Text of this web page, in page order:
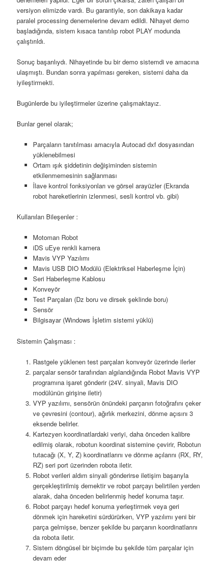
versiyon elimizde vardı. Bu garantiyle, son dakikaya kadar
paralel processing denemelerine devam edildi. Nihayet demo
başladığında, sistem kısaca tanıtılıp robot PLAY modunda
çalıştırıldı.
Sonuç başarılıydı. Nihayetinde bu bir demo sistemdi ve amacına
ulaşmıştı. Bundan sonra yapılması gereken, sistemi daha da
iyileştirmekti.
Bugünlerde bu iyileştirmeler üzerine çalışmaktayız.
Bunlar genel olarak;
Parçaların tanıtılması amacıyla Autocad dxf dosyasından
yüklenebilmesi
Ortam ışık şiddetinin değişiminden sistemin
etkilenmemesinin sağlanması
İlave kontrol fonksiyonları ve görsel arayüzler (Ekranda
robot hareketlerinin izlenmesi, sesli kontrol vb. gibi)
Kullanılan Bileşenler :
Motoman Robot
iDS uEye renkli kamera
Mavis VYP Yazılımı
Mavis USB DIO Modülü (Elektriksel Haberleşme İçin)
Seri Haberleşme Kablosu
Konveyör
Test Parçaları (Dz boru ve dirsek şeklinde boru)
Sensör
Bilgisayar (Windows İşletim sistemi yüklü)
Sistemin Çalışması :
Rastgele yüklenen test parçaları konveyör üzerinde ilerler
parçalar sensör tarafından algılandığında Robot Mavis VYP
programına işaret gönderir (24V. sinyali, Mavis DIO
modülünün girişine iletir)
VYP yazılımı, sensörün önündeki parçanın fotoğrafını çeker
ve çevresini (contour), ağırlık merkezini, dönme açısını 3
eksende belirler.
Kartezyen koordinatlardaki veriyi, daha önceden kalibre
edilmiş olarak, robotun koordinat sistemine çevirir, Robotun
tutacağı (X, Y, Z) koordinatlarını ve dönme açılarını (RX, RY,
RZ) seri port üzerinden robota iletir.
Robot verileri aldım sinyali gönderirse iletişim başarıyla
gerçekleştirilmiş demektir ve robot parçayı belirtilen yerden
alarak, daha önceden belirlenmiş hedef konuma taşır.
Robot parçayı hedef konuma yerleştirmek veya geri
dönmek için hareketini sürdürürken, VYP yazılımı yeni bir
parça gelmişse, benzer şekilde bu parçanın koordinatlarını
da robota iletir.
Sistem döngüsel bir biçimde bu şekilde tüm parçalar için
devam eder